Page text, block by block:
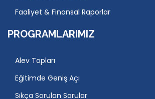
Faaliyet & Finansal Raporlar
PROGRAMLARIMIZ
Alev Topları
Eğitimde Geniş Açı
Sıkça Sorulan Sorular